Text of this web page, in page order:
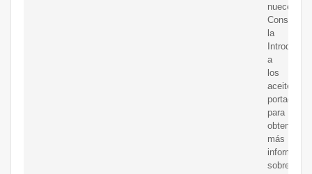
nueces.
Consulte
la
a
los
aceites
portadores
para
obtener
más
sobre